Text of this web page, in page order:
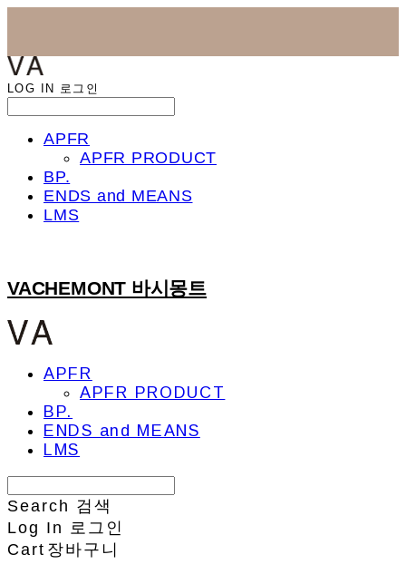
LOG IN 로그인
APFR
APFR PRODUCT
BP.
ENDS and MEANS
LMS
VACHEMONT 바시몽트
APFR
APFR PRODUCT
BP.
ENDS and MEANS
LMS
Search 검색
Log In
로그인
Cart 장바구니